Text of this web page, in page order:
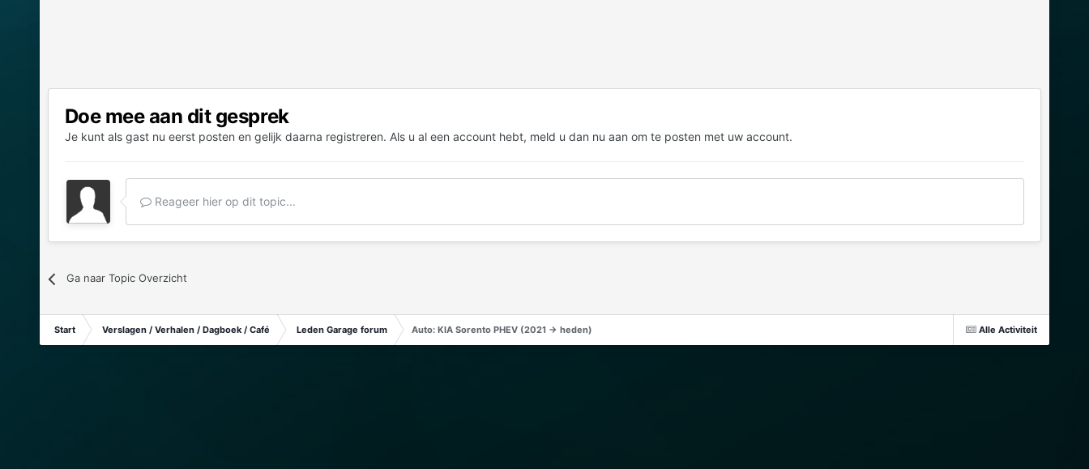
Doe mee aan dit gesprek
Je kunt als gast nu eerst posten en gelijk daarna registreren. Als u al een account hebt, meld u dan nu aan om te posten met uw account.
Reageer hier op dit topic...
Ga naar Topic Overzicht
Alle Activiteit
Start Verslagen / Verhalen / Dagboek / Café Leden Garage forum Auto: KIA Sorento PHEV (2021 -> heden)